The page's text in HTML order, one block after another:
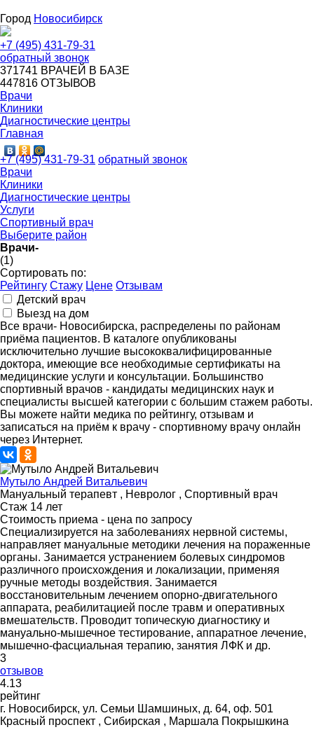
Город Новосибирск
+7 (495) 431-79-31
обратный звонок
371741 ВРАЧЕЙ В БАЗЕ
447816 ОТЗЫВОВ
Врачи
Клиники
Диагностические центры
Главная
+7 (495) 431-79-31 обратный звонок
Врачи
Клиники
Диагностические центры
Услуги
Спортивный врач
Выберите район
Врачи-
(1)
Сортировать по:
Рейтингу Стажу Цене Отзывам
Детский врач
Выезд на дом
Все врачи- Новосибирска, распределены по районам
приёма пациентов. В каталоге опубликованы
исключительно лучшие высококвалифицированные
доктора, имеющие все необходимые сертификаты на
медицинские услуги и консультации. Большинство
спортивный врачов - кандидаты медицинских наук и
специалисты высшей категории с большим стажем работы.
Вы можете найти медика по рейтингу, отзывам и
записаться на приём к врачу - спортивному врачу онлайн
через Интернет.
Мутыло Андрей Витальевич
Мануальный терапевт , Невролог , Спортивный врач
Стаж 14 лет
Стоимость приема - цена по запросу
Специализируется на заболеваниях нервной системы,
направляет мануальные методики лечения на пораженные
органы. Занимается устранением болевых синдромов
различного происхождения и локализации, применяя
ручные методы воздействия. Занимается
восстановительным лечением опорно-двигательного
аппарата, реабилитацией после травм и оперативных
вмешательств. Проводит топическую диагностику и
мануально-мышечное тестирование, аппаратное лечение,
мышечно-фасциальная терапию, занятия ЛФК и др.
3
отзывов
4.13
рейтинг
г. Новосибирск, ул. Семьи Шамшиных, д. 64, оф. 501
Красный проспект , Сибирская , Маршала Покрышкина